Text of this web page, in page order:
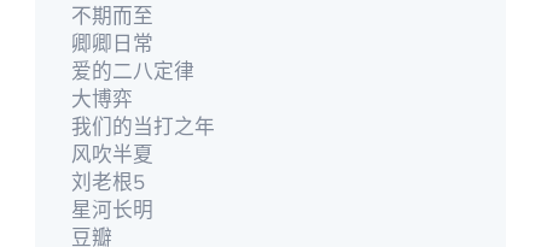
不期而至
卿卿日常
爱的二八定律
大博弈
我们的当打之年
风吹半夏
刘老根5
星河长明
豆瓣